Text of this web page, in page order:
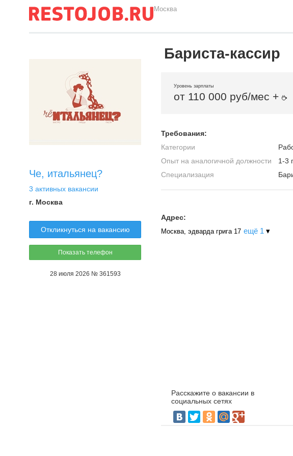
Москва
Че, итальянец?
3 активных вакансии
г. Москва
Откликнуться на вакансию
Показать телефон
28 июля 2026 № 361593
Бариста-кассир
Уровень зарплаты
от 110 000 руб/мес +
Требования:
Категории
Опыт на аналогичной должности
1-3
Специализация
Адрес:
Москва, эдварда грига 17 ещё 1 ▾
Расскажите о вакансии в
социальных сетях